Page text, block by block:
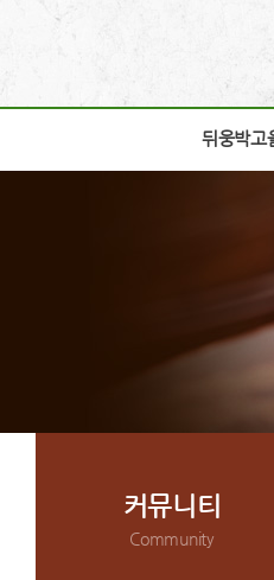
뒤웅박고
뒤웅박고
조감도
커뮤니티
Community